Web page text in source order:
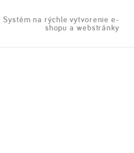
Systém na rýchle vytvorenie e-
shopu a webstránky